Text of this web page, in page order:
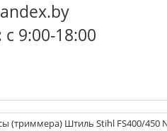
с 9:00-18:00
(триммера) Штиль Stihl FS400/450